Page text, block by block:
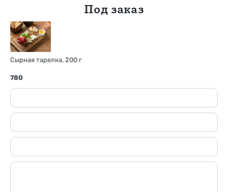
Под заказ
Сырная тарелка, 200 г
780